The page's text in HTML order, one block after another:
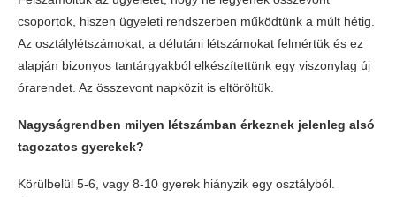
csoportok, hiszen ügyeleti rendszerben működtünk a múlt hétig.
Az osztálylétszámokat, a délutáni létszámokat felmértük és ez
alapján bizonyos tantárgyakból elkészítettünk egy viszonylag új
órarendet. Az összevont napközit is eltöröltük.
Nagyságrendben milyen létszámban érkeznek jelenleg alsó
tagozatos gyerekek?
Körülbelül 5-6, vagy 8-10 gyerek hiányzik egy osztályból.